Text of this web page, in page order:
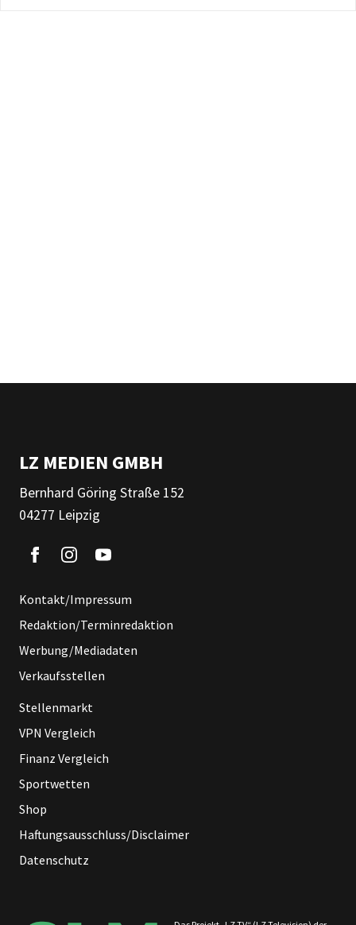
LZ MEDIEN GMBH
Bernhard Göring Straße 152
04277 Leipzig
Kontakt/Impressum
Redaktion/Terminredaktion
Werbung/Mediadaten
Verkaufsstellen
Stellenmarkt
VPN Vergleich
Finanz Vergleich
Sportwetten
Shop
Haftungsausschluss/Disclaimer
Datenschutz